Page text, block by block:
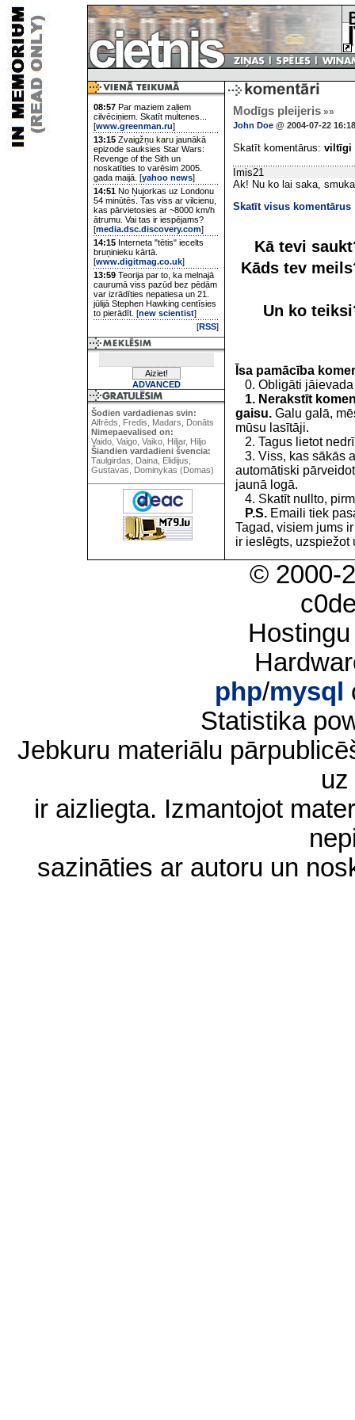
08:57 Par maziem zaļiem
cilvēciņiem. Skatīt multenes...
[www.greenman.ru]
13:15 Zvaigžņu karu jaunākā
epizode sauksies Star Wars:
Revenge of the Sith un
noskatīties to varēsim 2005.
gada maijā. [yahoo news]
14:51 No Ņujorkas uz Londonu
54 minūtēs. Tas viss ar vilcienu,
kas pārvietosies ar ~8000 km/h
ātrumu. Vai tas ir iespējams?
[media.dsc.discovery.com]
14:15 Interneta "tētis" iecelts
bruņinieku kārtā.
[www.digitmag.co.uk]
13:59 Teorija par to, ka melnajā
caurumā viss pazūd bez pēdām
var izrādīties nepatiesa un 21.
jūlijā Stephen Hawking centīsies
to pierādīt. [new scientist]
[RSS]
ADVANCED
Šodien vardadienas svin:
Alfrēds, Fredis, Madars, Donāts
Nimepaevalised on:
Vaido, Vaigo, Vaiko, Hiljar, Hiljo
Šiandien vardadieni švencia:
Taulgirdas, Daina, Elidijus,
Gustavas, Dominykas (Domas)
Modīgs pleijeris »»
John Doe @ 2004-07-22 16:18
Skatīt komentārus: viltīgi
Imis21
Ak! Nu ko lai saka,
Skatīt visus komentārus
Kā tevi
Kāds tev
Un ko
Īsa pamācība
0. Obligāti jāievada
1. Nerakstīt
gaisu. Galu galā,
mūsu lasītāji.
2. Tagus lietot
3. Viss, kas sākās
automātiski
jaunā logā.
4. Skatīt nullto,
P.S. Emaili tiek
Tagad, visiem jums
ir ieslēgts, uzspiežot
© 2000-
php/mysql
Statistika
Jebkuru materiālu
ir aizliegta. Izmantojot
sazināties ar autoru un